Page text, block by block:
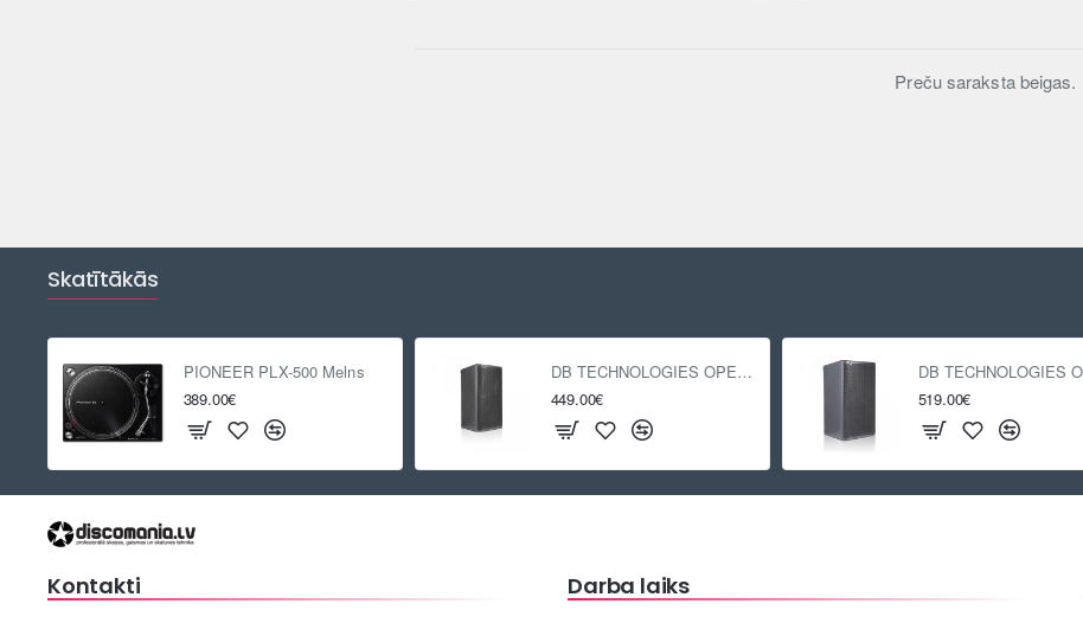
Preču saraksta beigas.
Skatītākās
PIONEER PLX-500 Melns
389.00€
DB TECHNOLOGIES OPERA 12
449.00€
519.00€
Kontakti Darba laiks